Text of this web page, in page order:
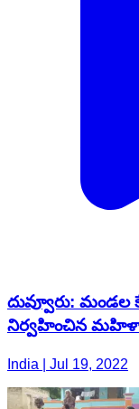
దువ్వూరు:
నిర్వహించిన మహిళా
India | Jul 19, 2022